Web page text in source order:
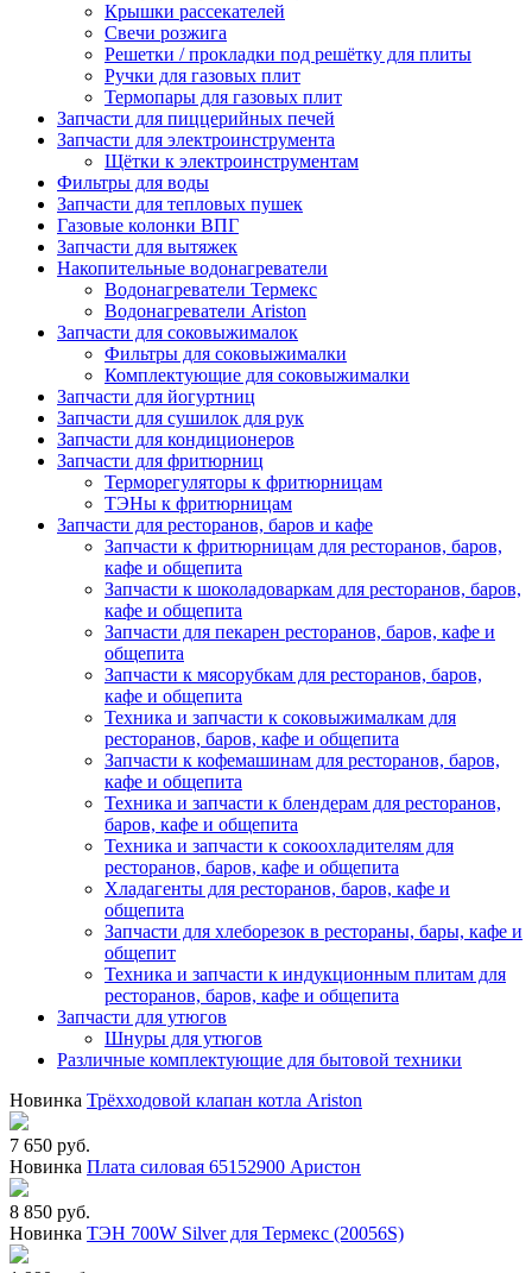
Крышки рассекателей
Свечи розжига
Решетки / прокладки под решётку для плиты
Ручки для газовых плит
Термопары для газовых плит
Запчасти для пиццерийных печей
Запчасти для электроинструмента
Щётки к электроинструментам
Фильтры для воды
Запчасти для тепловых пушек
Газовые колонки ВПГ
Запчасти для вытяжек
Накопительные водонагреватели
Водонагреватели Термекс
Водонагреватели Ariston
Запчасти для соковыжималок
Фильтры для соковыжималки
Комплектующие для соковыжималки
Запчасти для йогуртниц
Запчасти для сушилок для рук
Запчасти для кондиционеров
Запчасти для фритюрниц
Терморегуляторы к фритюрницам
ТЭНы к фритюрницам
Запчасти для ресторанов, баров и кафе
Запчасти к фритюрницам для ресторанов, баров,
кафе и общепита
Запчасти к шоколадоваркам для ресторанов, баров,
кафе и общепита
Запчасти для пекарен ресторанов, баров, кафе и
общепита
Запчасти к мясорубкам для ресторанов, баров,
кафе и общепита
Техника и запчасти к соковыжималкам для
ресторанов, баров, кафе и общепита
Запчасти к кофемашинам для ресторанов, баров,
кафе и общепита
Техника и запчасти к блендерам для ресторанов,
баров, кафе и общепита
Техника и запчасти к сокоохладителям для
ресторанов, баров, кафе и общепита
Хладагенты для ресторанов, баров, кафе и
общепита
Запчасти для хлеборезок в рестораны, бары, кафе и
общепит
Техника и запчасти к индукционным плитам для
ресторанов, баров, кафе и общепита
Запчасти для утюгов
Шнуры для утюгов
Различные комплектующие для бытовой техники
Новинка Трёхходовой клапан котла Ariston
7 650 руб.
Новинка Плата силовая 65152900 Аристон
8 850 руб.
Новинка ТЭН 700W Silver для Термекс (20056S)